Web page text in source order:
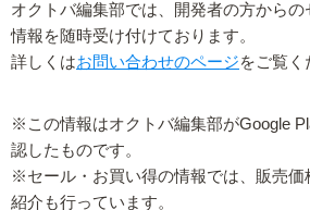
オクトバ編集部では、開発者の方から
情報を随時受け付けております。
詳しくはお問い合わせのページをご覧く
※この情報はオクトバ編集部がGoogle
認したものです。
※セール・お買い得の情報では、販売価
紹介も行っています。